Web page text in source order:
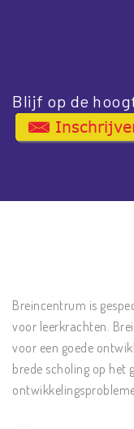
Blijf op de
Breincentrum is
voor leerkrachten.
voor een goede
brede scholing op het